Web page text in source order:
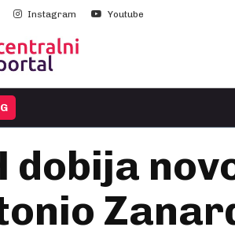
Instagram Youtube
dobija